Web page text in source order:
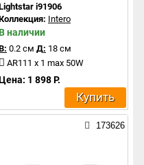
i91906
Intero
В наличии
0.2 см Д: 18 см
AR111 x 1 max 50W
1 898 Р.
Купить
173626